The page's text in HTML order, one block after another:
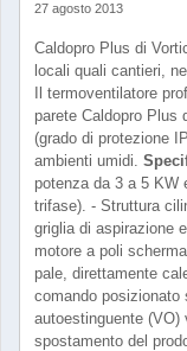
27 agosto 2013
Caldopro Plus di
locali quali cantieri,
Il termoventilatore
parete Caldopro Plus
(grado di protezione
ambienti umidi.
potenza da 3 a 5 KW
trifase). - Struttura
griglia di aspirazione
motore a poli
pale, direttamente
comando posizionato
autoestinguente (VO)
spostamento del